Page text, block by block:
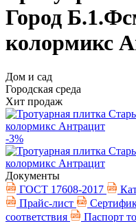
Город
колормикс
Дом и сад
Городская среда
Хит продаж
-3%
Документы
ГОСТ 17608-2017
Прайс-лист
соответствия
Паспорт